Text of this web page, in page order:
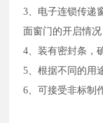
3、电子连锁传递
面窗门的开启情况
4、装有密封条，
5、根据不同的用
6、可接受非标制